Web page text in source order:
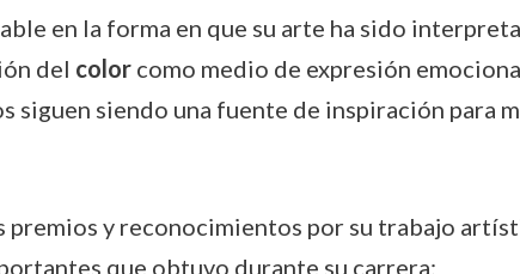
en la forma en que su arte ha sido
del colorcomo medio de expresión
siguen siendo una fuente de inspiración para
y reconocimientos por su trabajo
que obtuvo durante su carrera: